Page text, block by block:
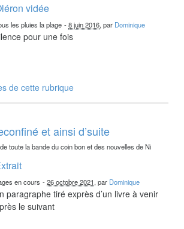
vidée
les pluies la plage -8 juin 2016, par Dominique
pour une fois
de cette rubrique
et ainsi d’suite
toute la bande du coin bon et des nouvelles de Ni
en cours -26 octobre 2021, par Dominique
paragraphe tiré exprès d’un livre à venir
le suivant